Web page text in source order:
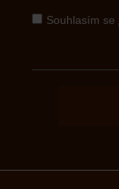
Souhlasím se